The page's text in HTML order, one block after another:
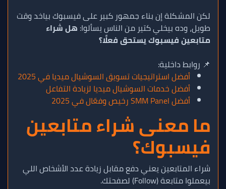
لكن المشكلة إن بناء جمهور كبير على فيسبوك بياخد وقت
طويل، وده بيخلي كتير من الناس يسألوا: هل شراء
متابعين فيسبوك يستحق فعلًا؟
📌 روابط داخلية:
أفضل استراتيجيات تسويق السوشيال ميديا في 2025
أفضل خدمات السوشيال ميديا لزيادة التفاعل
أفضل SMM Panel رخيص وفعّال في 2025
ما معنى شراء متابعين
فيسبوك؟
شراء المتابعين يعني دفع مقابل زيادة عدد الأشخاص اللي
بيعملوا متابعة (Follow) لصفحتك.